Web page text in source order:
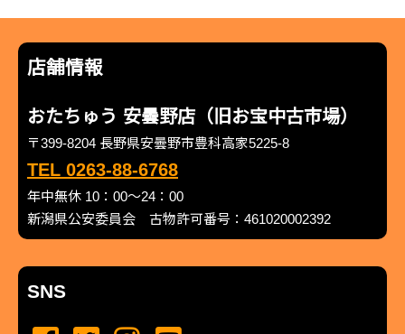
店舗情報
おたちゅう 安曇野店（旧お宝中古市場）
〒399-8204 長野県安曇野市豊科高家5225-8
TEL 0263-88-6768
年中無休 10：00～24：00
新潟県公安委員会 古物許可番号：461020002392
SNS